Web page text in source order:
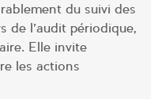
du suivi des
de l’audit périodique,
Elle invite
les actions